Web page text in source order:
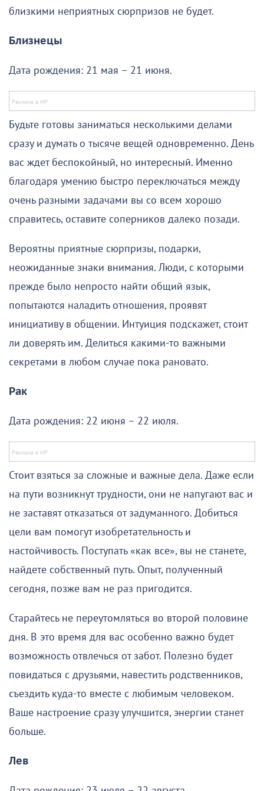
близкими неприятных сюрпризов не будет.
Близнецы
Дата рождения: 21 мая – 21 июня.
Будьте готовы заниматься несколькими делами
сразу и думать о тысяче вещей одновременно. День
вас ждет беспокойный, но интересный. Именно
благодаря умению быстро переключаться между
очень разными задачами вы со всем хорошо
справитесь, оставите соперников далеко позади.
Вероятны приятные сюрпризы, подарки,
неожиданные знаки внимания. Люди, с которыми
прежде было непросто найти общий язык,
попытаются наладить отношения, проявят
инициативу в общении. Интуиция подскажет, стоит
ли доверять им. Делиться какими-то важными
секретами в любом случае пока рановато.
Рак
Дата рождения: 22 июня – 22 июля.
Стоит взяться за сложные и важные дела. Даже если
на пути возникнут трудности, они не напугают вас и
не заставят отказаться от задуманного. Добиться
цели вам помогут изобретательность и
настойчивость. Поступать «как все», вы не станете,
найдете собственный путь. Опыт, полученный
сегодня, позже вам не раз пригодится.
Старайтесь не переутомляться во второй половине
дня. В это время для вас особенно важно будет
возможность отвлечься от забот. Полезно будет
повидаться с друзьями, навестить родственников,
съездить куда-то вместе с любимым человеком.
Ваше настроение сразу улучшится, энергии станет
больше.
Лев